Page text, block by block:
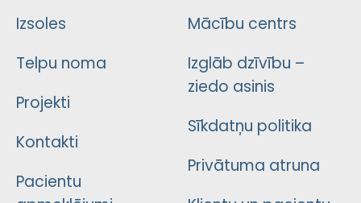
Izsoles
Telpu noma
Projekti
Kontakti
Pacientu
Mācību centrs
Izglāb dzīvību –
ziedo asinis
Sīkdatņu politika
Privātuma atruna